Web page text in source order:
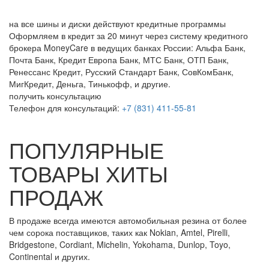
на все шины и диски действуют кредитные программы
Оформляем в кредит за 20 минут через систему кредитного
брокера MoneyCare в ведущих банках России: Альфа Банк,
Почта Банк, Кредит Европа Банк, МТС Банк, ОТП Банк,
Ренессанс Кредит, Русский Стандарт Банк, СовКомБанк,
МигКредит, Деньга, Тинькофф, и другие.
получить консультацию
Телефон для консультаций: +7 (831) 411-55-81
ПОПУЛЯРНЫЕ
ТОВАРЫ ХИТЫ
ПРОДАЖ
В продаже всегда имеются автомобильная резина от более
чем сорока поставщиков, таких как Nokian, Amtel, Pirelli,
Bridgestone, Cordiant, Michelin, Yokohama, Dunlop, Toyo,
Continental и других.